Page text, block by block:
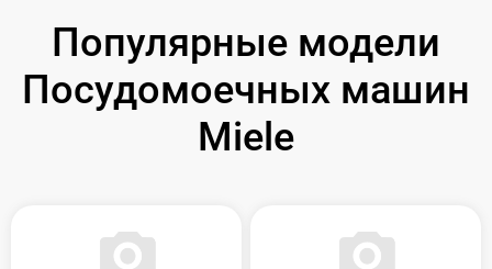
Популярные модели
Посудомоечных машин
Miele